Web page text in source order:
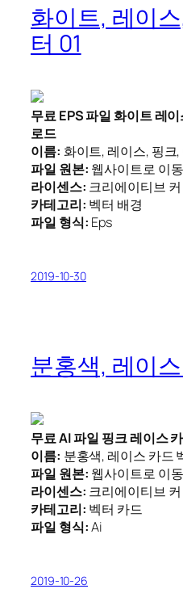
화이트, 레이
터 01
무료 EPS 파일 화이트 레
로드
이름: 화이트, 레이스, 핑크
파일 원본: 웹사이트로 이동
라이센스: 크리에이티브
카테고리: 벡터 배경
파일 형식: Eps
2019-10-30
분홍색, 레이
무료 AI 파일 핑크 레이스
이름: 분홍색, 레이스 카드
파일 원본: 웹사이트로 이동
라이센스: 크리에이티브
카테고리: 벡터 카드
파일 형식:Ai
2019-10-26